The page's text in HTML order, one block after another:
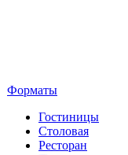
Форматы
Гостиницы
Столовая
Ресторан